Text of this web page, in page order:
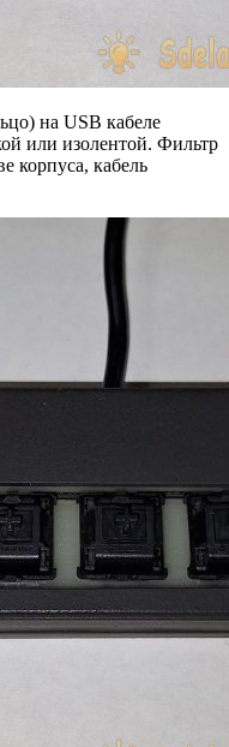
на USB кабеле
или изолентой. Фильтр
корпуса, кабель